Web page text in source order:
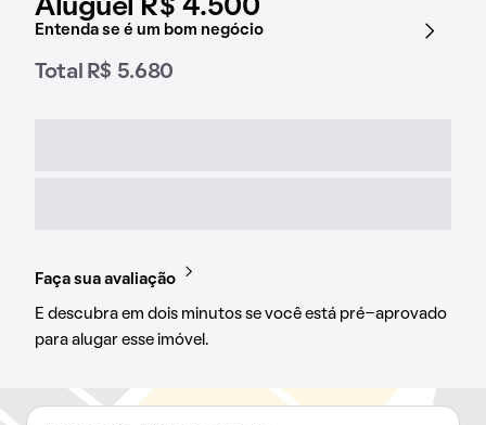
Aluguel R$ 4.500
Entenda se é um bom negócio
Total R$ 5.680
Faça sua avaliação
E descubra em dois minutos se você está pré-aprovado
para alugar esse imóvel.